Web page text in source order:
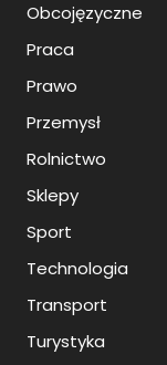
Obcojęzyczne
Praca
Prawo
Przemysł
Rolnictwo
Sklepy
Sport
Technologia
Transport
Turystyka